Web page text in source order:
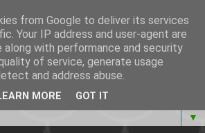
Stuttgart e.V.
der Kunst, Subkultur und
▼
from Google to deliver its services
Your IP address and user-agent are
along with performance and security
of service, generate usage
and address abuse.
MORE GOT IT